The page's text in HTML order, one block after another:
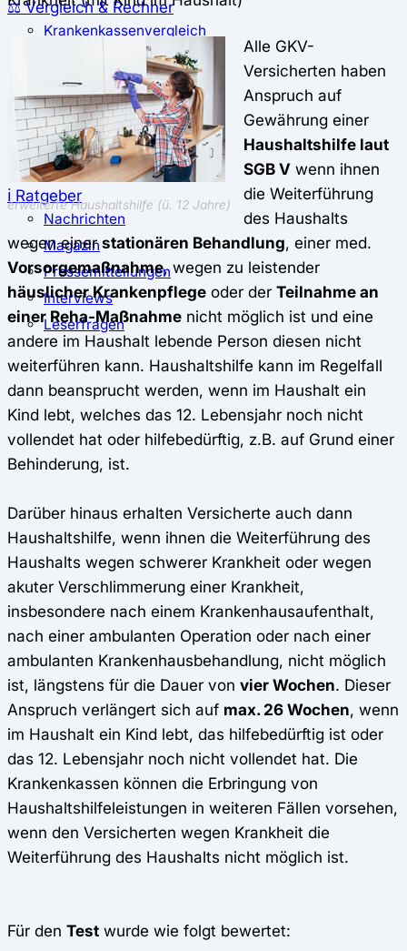
⚖️ Vergleich & Rechner
Krankenkassenvergleich
Krankenkassenrechner
↔ Wechsel
Krankenkassenwechsel
Kündigung
Musterkündigung
ℹ Ratgeber
Nachrichten
Magazin
Pressemitteilungen
Interviews
Leserfragen
erweiterte Haushaltshilfe (ü. 12 Jahre)
Alle GKV-
Versicherten haben
Anspruch auf
Gewährung einer
Haushaltshilfe laut
SGB V wenn ihnen
die Weiterführung
des Haushalts
wegen einerstationären Behandlung, einer med.
Vorsorgemaßnahme, wegen zu leistender
häuslicher Krankenpflege oder der Teilnahme an
einer Reha-Maßnahme nicht möglich ist und eine
andere im Haushalt lebende Person diesen nicht
weiterführen kann. Haushaltshilfe kann im Regelfall
dann beansprucht werden, wenn im Haushalt ein
Kind lebt, welches das 12. Lebensjahr noch nicht
vollendet hat oder hilfebedürftig, z.B. auf Grund einer
Behinderung, ist.
Darüber hinaus erhalten Versicherte auch dann
Haushaltshilfe, wenn ihnen die Weiterführung des
Haushalts wegen schwerer Krankheit oder wegen
akuter Verschlimmerung einer Krankheit,
insbesondere nach einem Krankenhausaufenthalt,
nach einer ambulanten Operation oder nach einer
ambulanten Krankenhausbehandlung, nicht möglich
ist, längstens für die Dauer von vier Wochen. Dieser
Anspruch verlängert sich auf max. 26 Wochen, wenn
im Haushalt ein Kind lebt, das hilfebedürftig ist oder
das 12. Lebensjahr noch nicht vollendet hat. Die
Krankenkassen können die Erbringung von
Haushaltshilfeleistungen in weiteren Fällen vorsehen,
wenn den Versicherten wegen Krankheit die
Weiterführung des Haushalts nicht möglich ist.
Für den Test wurde wie folgt bewertet: